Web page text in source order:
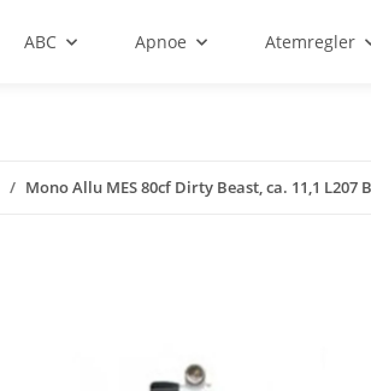
ABC Apnoe Atemregler
Mono Allu MES 80cf Dirty Beast, ca. 11,1